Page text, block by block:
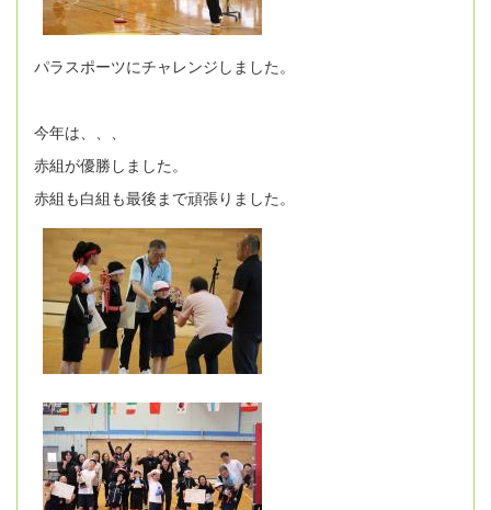
パラスポーツにチャレンジしました。
今年は、、、
赤組が優勝しました。
赤組も白組も最後まで頑張りました。